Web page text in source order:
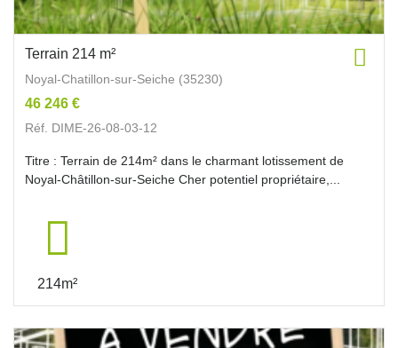
Terrain 214 m²
Noyal-Chatillon-sur-Seiche (35230)
46 246 €
Réf. DIME-26-08-03-12
Titre : Terrain de 214m² dans le charmant lotissement de
Noyal-Châtillon-sur-Seiche Cher potentiel propriétaire,...
214m²